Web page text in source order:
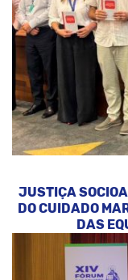
JUSTIÇA
DO CUIDADO
DAS